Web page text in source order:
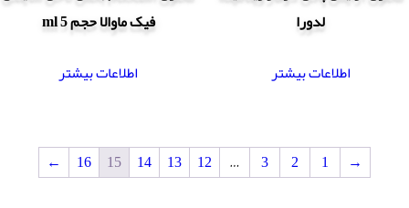
لدورا
اطلاعات بیشتر
فیک ماوالا حجم 5 ml
اطلاعات بیشتر
→
1
2
3
…
12
13
14
15
16
←